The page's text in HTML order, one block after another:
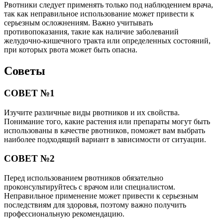
Рвотники следует применять только под наблюдением врача,
так как неправильное использование может привести к
серьезным осложнениям. Важно учитывать
противопоказания, такие как наличие заболеваний
желудочно-кишечного тракта или определенных состояний,
при которых рвота может быть опасна.
Советы
СОВЕТ №1
Изучите различные виды рвотников и их свойства.
Понимание того, какие растения или препараты могут быть
использованы в качестве рвотников, поможет вам выбрать
наиболее подходящий вариант в зависимости от ситуации.
СОВЕТ №2
Перед использованием рвотников обязательно
проконсультируйтесь с врачом или специалистом.
Неправильное применение может привести к серьезным
последствиям для здоровья, поэтому важно получить
профессиональную рекомендацию.